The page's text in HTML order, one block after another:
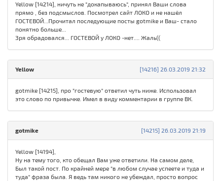
Yellow [14214], ничуть не "докапываюсь", принял Ваши слова
прямо , без подсмыслов. Посмотрел сайт ЛОКО и не нашёл
ГОСТЕВОЙ...Прочитал последующие посты gotmike и Ваш- стало
понятно больше...
Зря обрадовался... ГОСТЕВОЙ у ЛОКО -нет.... Жаль((
[14216] 26.03.2019 21:32
Yellow
gotmike [14215], про "гостевую" ответил чуть ниже. Использовал
это слово по привычке. Имел в виду комментарии в группе ВК.
[14215] 26.03.2019 21:19
gotmike
Yellow [14194],
Ну на тему того, кто обещал Вам уже ответили. На самом деле,
Был такой пост. По крайней мере "в любом случае успеете и туда и
туда" фраза была. Я ведь там никого не убеждал, просто вопрос